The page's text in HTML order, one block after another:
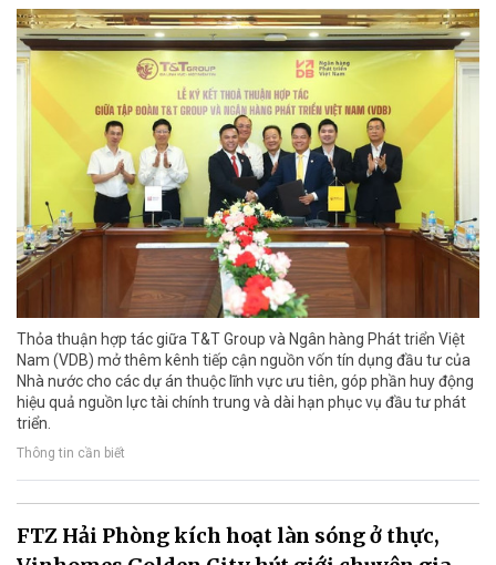
Thỏa thuận hợp tác giữa T&T Group và Ngân hàng Phát triển Việt
Nam (VDB) mở thêm kênh tiếp cận nguồn vốn tín dụng đầu tư của
Nhà nước cho các dự án thuộc lĩnh vực ưu tiên, góp phần huy động
hiệu quả nguồn lực tài chính trung và dài hạn phục vụ đầu tư phát
triển.
Thông tin cần biết
FTZ Hải Phòng kích hoạt làn sóng ở thực,